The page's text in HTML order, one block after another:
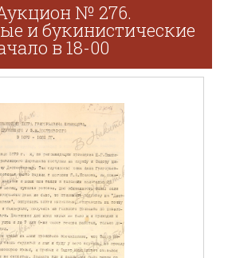
№ 276.
и букинистические
в 18-00